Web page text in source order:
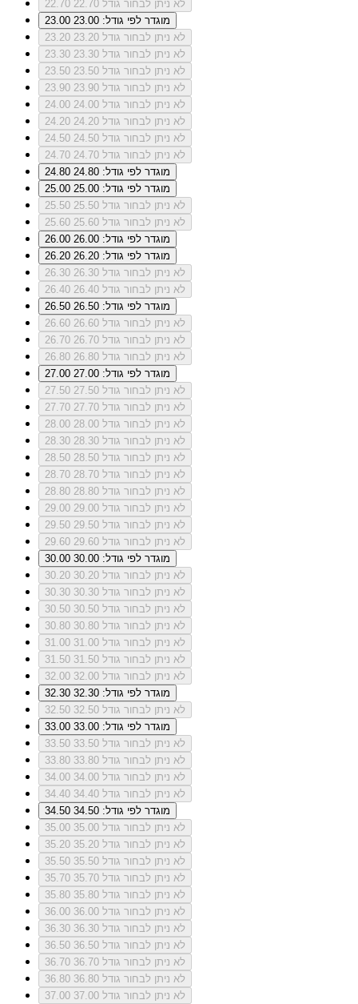
22.70
לא ניתן לבחור גודל 22.70
23.00
מוגדר לפי גודל: 23.00
23.20
לא ניתן לבחור גודל 23.20
23.30
לא ניתן לבחור גודל 23.30
23.50
לא ניתן לבחור גודל 23.50
23.90
לא ניתן לבחור גודל 23.90
24.00
לא ניתן לבחור גודל 24.00
24.20
לא ניתן לבחור גודל 24.20
24.50
לא ניתן לבחור גודל 24.50
24.70
לא ניתן לבחור גודל 24.70
24.80
מוגדר לפי גודל: 24.80
25.00
מוגדר לפי גודל: 25.00
25.50
לא ניתן לבחור גודל 25.50
25.60
לא ניתן לבחור גודל 25.60
26.00
מוגדר לפי גודל: 26.00
26.20
מוגדר לפי גודל: 26.20
26.30
לא ניתן לבחור גודל 26.30
26.40
לא ניתן לבחור גודל 26.40
26.50
מוגדר לפי גודל: 26.50
26.60
לא ניתן לבחור גודל 26.60
26.70
לא ניתן לבחור גודל 26.70
26.80
לא ניתן לבחור גודל 26.80
27.00
מוגדר לפי גודל: 27.00
27.50
לא ניתן לבחור גודל 27.50
27.70
לא ניתן לבחור גודל 27.70
28.00
לא ניתן לבחור גודל 28.00
28.30
לא ניתן לבחור גודל 28.30
28.50
לא ניתן לבחור גודל 28.50
28.70
לא ניתן לבחור גודל 28.70
28.80
לא ניתן לבחור גודל 28.80
29.00
לא ניתן לבחור גודל 29.00
29.50
לא ניתן לבחור גודל 29.50
29.60
לא ניתן לבחור גודל 29.60
30.00
מוגדר לפי גודל: 30.00
30.20
לא ניתן לבחור גודל 30.20
30.30
לא ניתן לבחור גודל 30.30
30.50
לא ניתן לבחור גודל 30.50
30.80
לא ניתן לבחור גודל 30.80
31.00
לא ניתן לבחור גודל 31.00
31.50
לא ניתן לבחור גודל 31.50
32.00
לא ניתן לבחור גודל 32.00
32.30
מוגדר לפי גודל: 32.30
32.50
לא ניתן לבחור גודל 32.50
33.00
מוגדר לפי גודל: 33.00
33.50
לא ניתן לבחור גודל 33.50
33.80
לא ניתן לבחור גודל 33.80
34.00
לא ניתן לבחור גודל 34.00
34.40
לא ניתן לבחור גודל 34.40
34.50
מוגדר לפי גודל: 34.50
35.00
לא ניתן לבחור גודל 35.00
35.20
לא ניתן לבחור גודל 35.20
35.50
לא ניתן לבחור גודל 35.50
35.70
לא ניתן לבחור גודל 35.70
35.80
לא ניתן לבחור גודל 35.80
36.00
לא ניתן לבחור גודל 36.00
36.30
לא ניתן לבחור גודל 36.30
36.50
לא ניתן לבחור גודל 36.50
36.70
לא ניתן לבחור גודל 36.70
36.80
לא ניתן לבחור גודל 36.80
37.00
לא ניתן לבחור גודל 37.00